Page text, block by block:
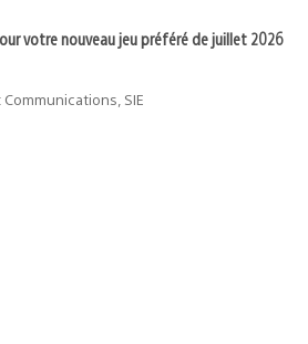
votre nouveau jeu préféré de juillet 2026
SIE